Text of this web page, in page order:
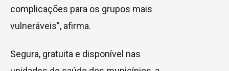
complicações para os grupos mais
vulneráveis”, afirma.
Segura, gratuita e disponível nas